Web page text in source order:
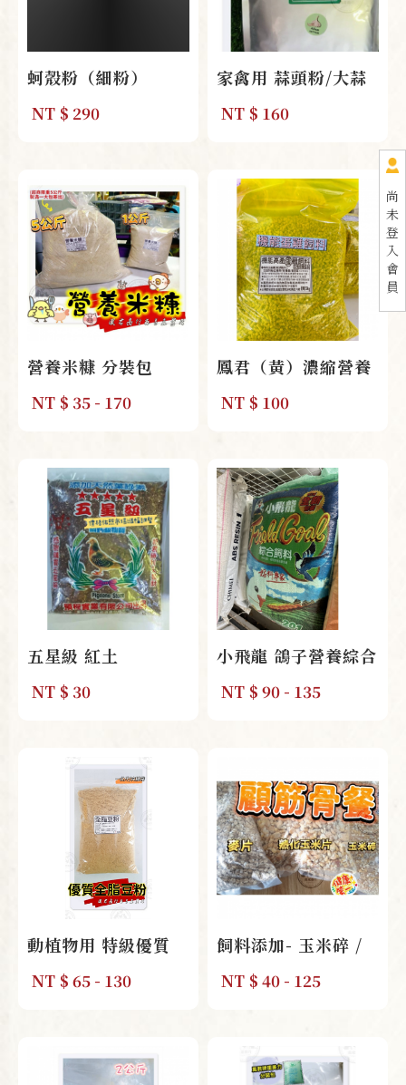
尚
未
登
入
會
員
蚵殼粉（細粉）
NT $ 290
家禽用 蒜頭粉/大蒜
粉 1kg
NT $ 160
營養米糠 分裝包
NT $ 35 - 170
鳳君（黃）濃縮營養
版-蛋雞飼料 加強版
本 2kg
NT $ 100
五星級 紅土
NT $ 30
小飛龍 鴿子營養綜合
NT $ 90 - 135
動植物用 特級優質
全脂黃豆粉分裝包
NT $ 65 - 130
飼料添加- 玉米碎 /
麥片 /熟化玉米片 分
裝包
NT $ 40 - 125